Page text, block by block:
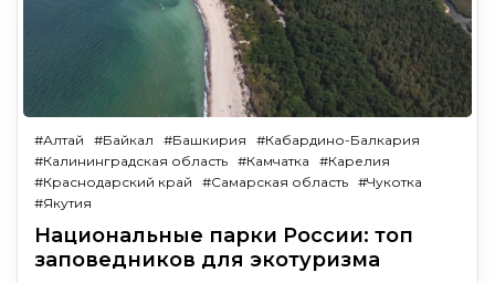
#Алтай #Байкал #Башкирия
#Кабардино-Балкария
#Калининградская область #Камчатка
#Карелия
#Краснодарский край
#Самарская область #Чукотка
#Якутия
Национальные парки России: топ
заповедников для экотуризма